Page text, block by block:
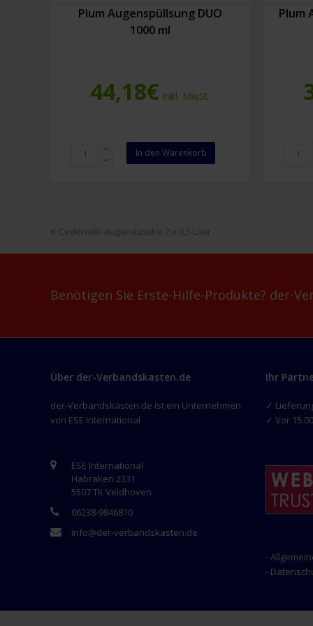
Plum Augenspüllӧsung DUO
1000 ml
44,18€ Inkl. MwSt.
Plum
Augenspüllӧsung
In den Warenkorb
Plum
Plum
vorheriger
Cederroth Augendusche 2 x 0,5 Liter
Benötigen Sie Erste-Hilfe-Produkte? der-
Über der-Verbandskasten.de
der-Verbandskasten.de ist ein Unternehmen
von ESE International
ESE International
Habraken 2331
5507 TK Veldhoven
06238-9846810
info@der-verbandskasten.de
Ihr
✓
✓ Vor
-
-